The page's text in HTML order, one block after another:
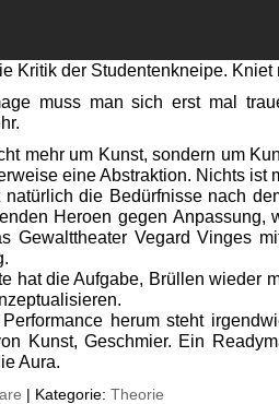
Kritik der Studentenkneipe. Kniet
muss man sich erst mal
mehr um Kunst, sondern um
eine Abstraktion. Nichts ist
natürlich die Bedürfnisse nach
Heroen gegen Anpassung,
Gewalttheater Vegard Vinges
hat die Aufgabe, Brüllen wieder
herum steht
Kunst, Geschmier. Ein
Aura.
| Kategorie: Theorie